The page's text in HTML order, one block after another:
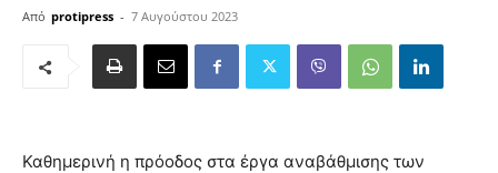
Από protipress - 7 Αυγούστου 2023
Καθημερινή η πρόοδος στα έργα αναβάθμισης των